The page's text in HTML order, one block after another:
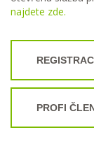
najdete zde.
PROFI